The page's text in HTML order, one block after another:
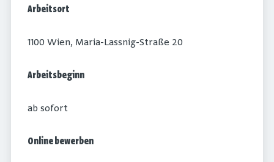
Arbeitsort
1100 Wien, Maria-Lassnig-Straße 20
Arbeitsbeginn
ab sofort
Online bewerben